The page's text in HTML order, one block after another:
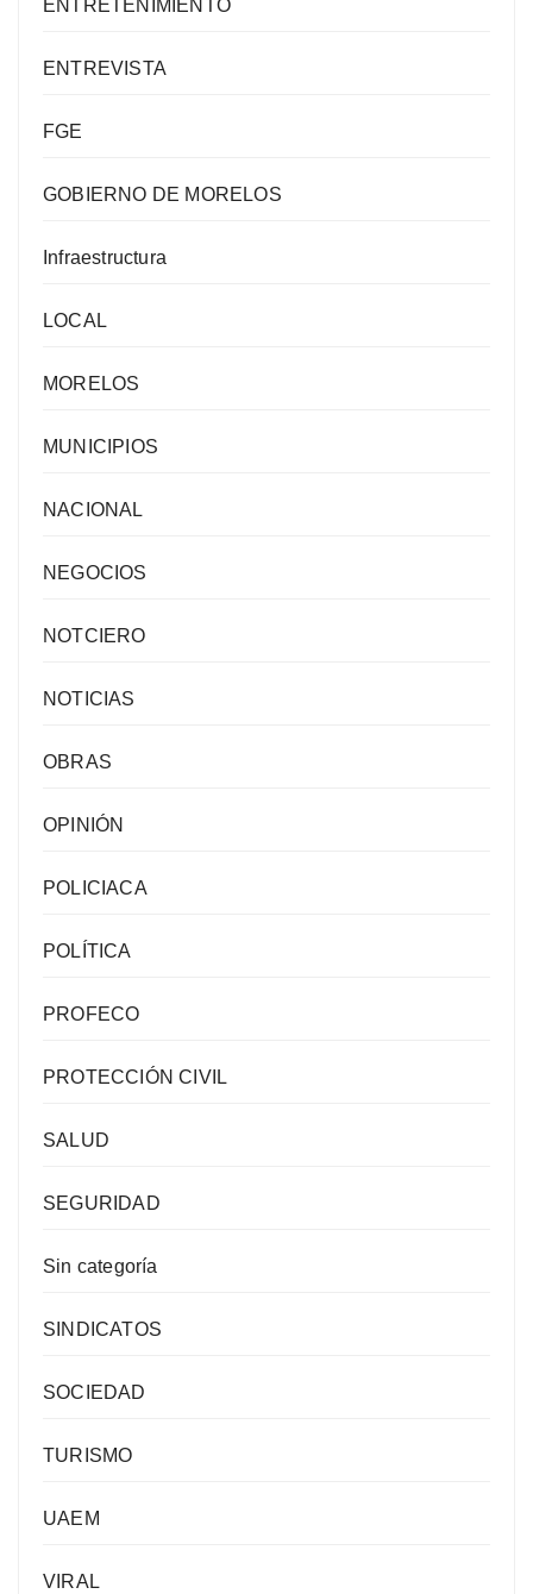
ENTRETENIMIENTO
ENTREVISTA
FGE
GOBIERNO DE MORELOS
Infraestructura
LOCAL
MORELOS
MUNICIPIOS
NACIONAL
NEGOCIOS
NOTCIERO
NOTICIAS
OBRAS
OPINIÓN
POLICIACA
POLÍTICA
PROFECO
PROTECCIÓN CIVIL
SALUD
SEGURIDAD
Sin categoría
SINDICATOS
SOCIEDAD
TURISMO
UAEM
VIRAL